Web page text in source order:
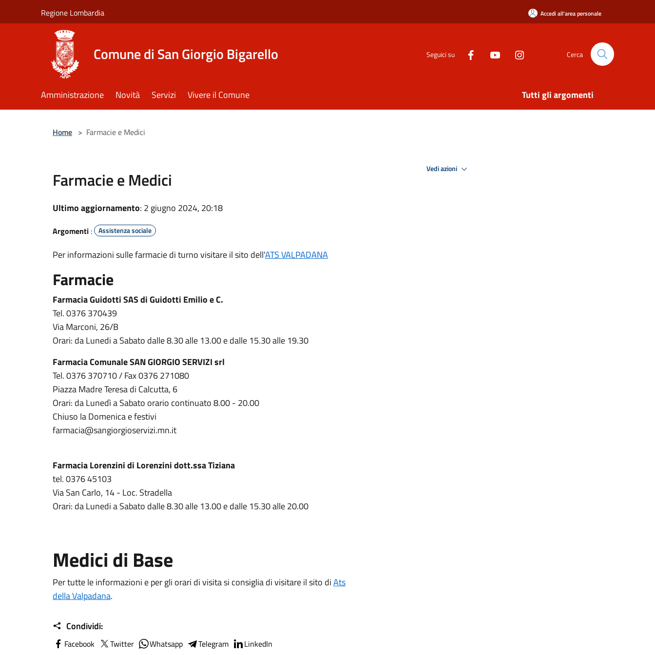
Regione Lombardia Accedi all'area personale
Comune di San Giorgio Bigarello Seguici su Cerca
Amministrazione Novità Servizi Vivere il Comune Tutti gli argomenti
Home > Farmacie e Medici
Farmacie e Medici
Ultimo aggiornamento: 2 giugno 2024, 20:18
Argomenti : Assistenza sociale
Per informazioni sulle farmacie di turno visitare il sito dell'ATS VALPADANA
Farmacie
Farmacia Guidotti SAS di Guidotti Emilio e C.
Tel. 0376 370439
Via Marconi, 26/B
Orari: da Lunedi a Sabato dalle 8.30 alle 13.00 e dalle 15.30 alle 19.30
Farmacia Comunale SAN GIORGIO SERVIZI srl
Tel. 0376 370710 / Fax 0376 271080
Piazza Madre Teresa di Calcutta, 6
Orari: da Lunedì a Sabato orario continuato 8.00 - 20.00
Chiuso la Domenica e festivi
farmacia@sangiorgioservizi.mn.it
Farmacia Lorenzini di Lorenzini dott.ssa Tiziana
tel. 0376 45103
Via San Carlo, 14 - Loc. Stradella
Orari: da Lunedi a Sabato dalle 8.30 alle 13.00 e dalle 15.30 alle 20.00
Medici di Base
Per tutte le informazioni e per gli orari di visita si consiglia di visitare il sito diAts
della Valpadana.
Condividi:
Facebook Twitter Whatsapp Telegram LinkedIn
Vedi azioni